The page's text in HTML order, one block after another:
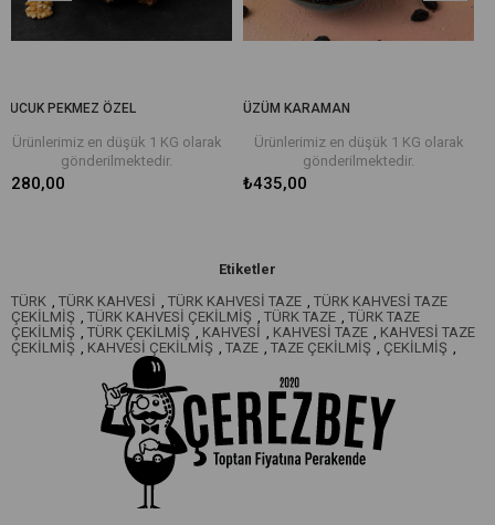
ÖZEL
en düşük 1 KG olarak
ÜZÜM KARAMAN
Ürünlerimiz en düşük 1 KG olarak
gönderilmektedir.
Etiketler
TÜRK
TÜRK KAHVESİ TÜRK KAHVESİ TAZE
TÜRK KAHVESİ TAZE
ÇEKİLMİŞ
TÜRK KAHVESİ ÇEKİLMİŞ TÜRK TAZE
TÜRK TAZE
ÇEKİLMİŞ
TÜRK ÇEKİLMİŞ KAHVESİ KAHVESİ TAZE
KAHVESİ TAZE
ÇEKİLMİŞ
KAHVESİ ÇEKİLMİŞ TAZE TAZE ÇEKİLMİŞ ÇEKİLMİŞ